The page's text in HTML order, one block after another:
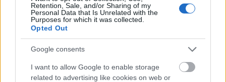
Retention, Sale, and/or Sharing of my
Personal Data that Is Unrelated with the
Purposes for which it was collected.
Opted Out
Google consents
I want to allow Google to enable storage
related to advertising like cookies on web or
formidle et budskap om retten til ytringsfrihet i
forbindelse med Amnesty International’s
Dette sa Johannes Klæbo, langrenn
, om
ytringsfrihet: